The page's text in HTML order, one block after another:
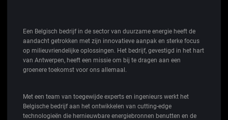
Een Belgisch bedrijf in de sector van duurzame energie heeft de
aandacht getrokken met zijn innovatieve aanpak en sterke focus
op milieuvriendelijke oplossingen. Het bedrijf, gevestigd in het hart
van Antwerpen, heeft een missie om bij te dragen aan een
groenere toekomst voor ons allemaal.
Met een team van toegewijde experts en ingenieurs werkt het
Belgische bedrijf aan het ontwikkelen van cutting-edge
technologieën die hernieuwbare energiebronnen benutten en de